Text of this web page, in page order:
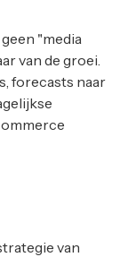
"media
van de groei.
forecasts naar
van